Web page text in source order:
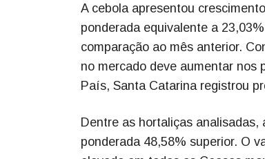
A cebola apresentou
ponderada equivalente a
comparação ao mês anterior.
no mercado deve aumentar nos
País, Santa Catarina registrou
Dentre as hortaliças
ponderada 48,58% superior. O